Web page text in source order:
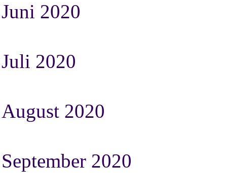
Juni 2020
Juli 2020
August 2020
September 2020